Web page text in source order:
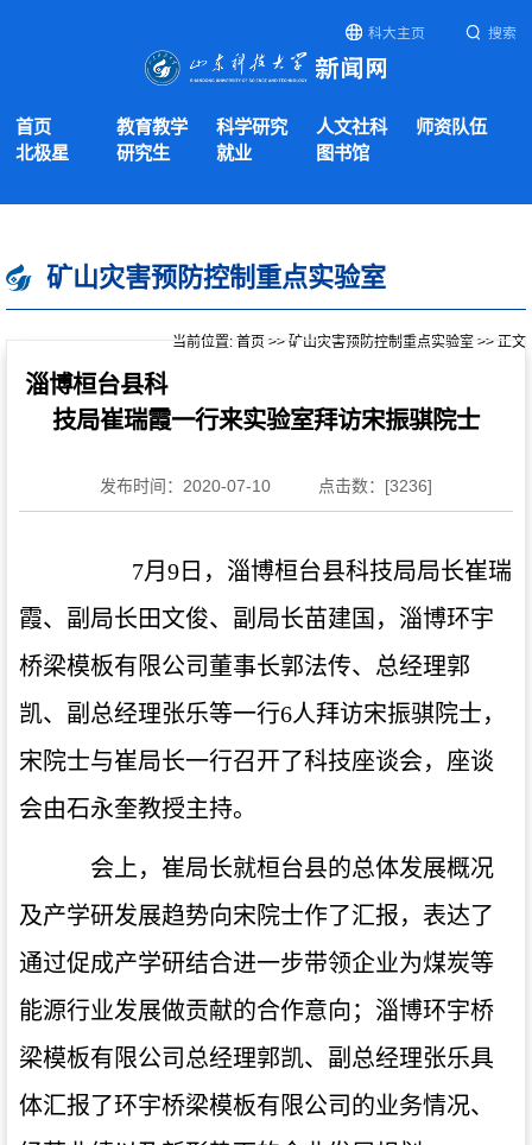
科大主页 搜索
首页 教育教学 科学研究 人文社科
师资队伍
北极星
研究生 就业 图书馆
矿山灾害预防控制重点实验室
当前位置: 首页 >> 矿山灾害预防控制重点实验室 >> 正文
淄博桓台县科
技局崔瑞霞一行来实验室拜访宋振骐院士
发布时间：2020-07-10 点击数：[3236]
7月 9 日，淄博桓台县科技局局长崔瑞
霞、副局长田文俊、副局长苗建国，淄博环宇
桥梁模板有限公司董事长郭法传、总经理郭
凯、副总经理张乐等一行6人拜访宋振骐院士，
宋院士与崔局长一行召开了科技座谈会，座谈
会由石永奎教授主持。
会上，崔局长就桓台县的总体发展概况
及产学研发展趋势向宋院士作了汇报，表达了
通过促成产学研结合进一步带领企业为煤炭等
能源行业发展做贡献的合作意向；淄博环宇桥
梁模板有限公司总经理郭凯、副总经理张乐具
体汇报了环宇桥梁模板有限公司的业务情况、